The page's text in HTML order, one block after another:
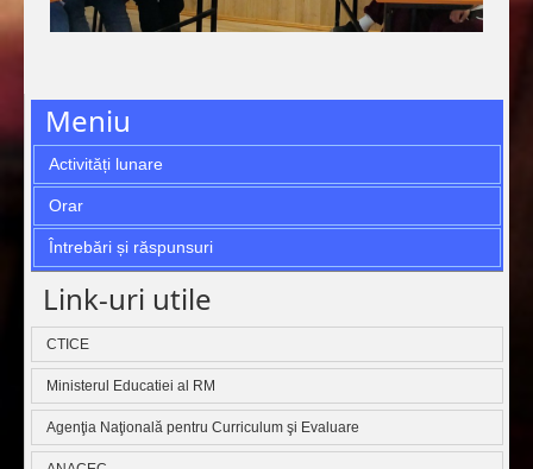
Meniu
Activități lunare
Orar
Întrebări și răspunsuri
Link-uri utile
CTICE
Ministerul Educatiei al RM
Agenţia Naţională pentru Curriculum şi Evaluare